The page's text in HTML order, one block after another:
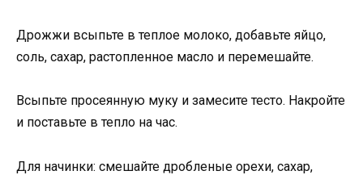
Дрожжи всыпьте в теплое молоко, добавьте яйцо,
соль, сахар, растопленное масло и перемешайте.
Всыпьте просеянную муку и замесите тесто. Накройте
и поставьте в тепло на час.
Для начинки: смешайте дробленые орехи, сахар,